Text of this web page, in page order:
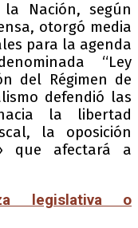
Nación, según
otorgó media
para la agenda
“Ley
del Régimen de
defendió las
la libertad
la oposición
que afectará a
legislativa o